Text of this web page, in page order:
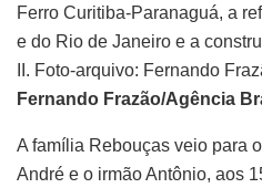
Ferro Curitiba-Paranaguá, a
e do Rio de Janeiro e a
II. Foto-arquivo: Fernando
Fernando Frazão/Agência
A família Rebouças veio para
André e o irmão Antônio, aos